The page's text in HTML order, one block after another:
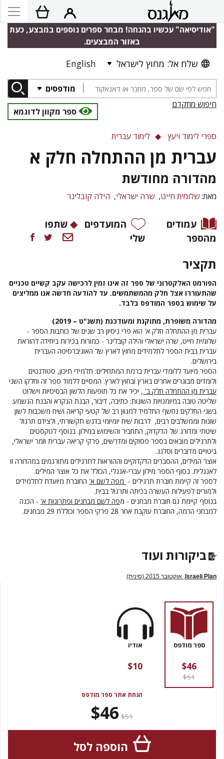
"אודיסיאה" עכשיו בהנחה! מבחר ספרים נוספים במבצע, כעת
באזור המבצעים.
שלח אל: מחוץ לישראל English
מודפסים
חיפוש מתקדם
ספר מקוון לדוגמא
ספרי לימוד ויעץ לימוד עברית
עברית מן ההתחלה חלק א
מהדורה מחודשת
מאת:שלומית חייט שרה ישראלי הילה קובלינר
עמודים
מהספר
המועדפים
שלי
שתפו
תקציר
הפורמט האלקטרוני של ספר זה אינו זמין לרכישה עקב קשיים טכניים
שהתעוררו אצל חלק מהמשתמשים. עד להודעה חדשה אנו ממליצים
על שימוש בספר המודפס בלבד.
מהדורה משופרת, מתוקנת ומעודכנת (תשנ"ט – 2019)
עברית מן ההתחלה חלק א' הוא פרי ניסיון רב שנים של כותבות הספר -
שלומית חייט, שרה ישראלי והילה קובלינר - כמורות בכירות ביחידה להוראת
עברית בבית הספר לתלמידים מחוץ לארץ של האוניברסיטה העברית
בירושלים.
הספר מיועד ללומדי עברית ברמת המתחילים: תלמידי תיכון, סטודנטים
ולומדים מבוגרים אחרים בארץ ובחוץ לארץ. המסיים ללמוד ספר זה וחלקו השני
עברית מן ההתחלה חלק ב' , יכיר את כל תופעות הלשון הבסיסיות וישלוט
שליטה טובה במיומנויות השונות: כתיבה, דיבור, הבנת הנקרא והבנת הנשמע.
בשני החלקים נחשף התלמיד למגוון רב של קטעי קריאה ושיח משכבות לשון
שונות וממשלבים רבים, לרבות שיח יומיומי בדגש תקשורתי, ולצידם תרגול
שיטתי ומדורג של הדקדוק, התחביר והשימוש במילון. בנוסף לטקסטים
ולתרגילים מובאים בספר פסוקים ומדרשים, פרקי קריאה עברית וזמר ישראלי,
ביטויים מדוברים וסלנג.
אוצר המילים, ההסברים הדקדוקיים וההוראות לתרגילים מתורגמים במהדורה זו
לאנגלית. בסוף הספר מילון עברי-אנגלי, הכולל את כל אוצר המילים.
לספר זה קיימת חוברת תרגילים - מפה לשם א' החוברת מיועדת לתלמידים
ולמורים לפעילות העשרה בכיתה ותרגול בבית.
בנוסף קיימת גם חוברת מבחנים - מפה לשם מבחנים ופתרונות א' - הכנה
למבחני הרמה, החוברת עוקבת אחר 28 פרקי הספר וכוללת 29 מבחנים.
ביקורות ועוד
Israeli Plan , אוקטובר 2015 (סינית)
ספר מודפס
$46
$51
אודיו
$10
הנחת אתר ספר מודפס
$51
$46
הוספה לסל